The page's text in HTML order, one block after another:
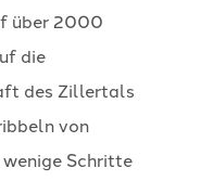
über 2000
die
des Zillertals
von
Schritte